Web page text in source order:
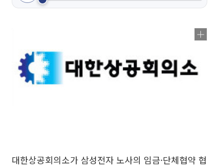
대한상공회의소가 삼성전자 노사의 임금·단체협약 협